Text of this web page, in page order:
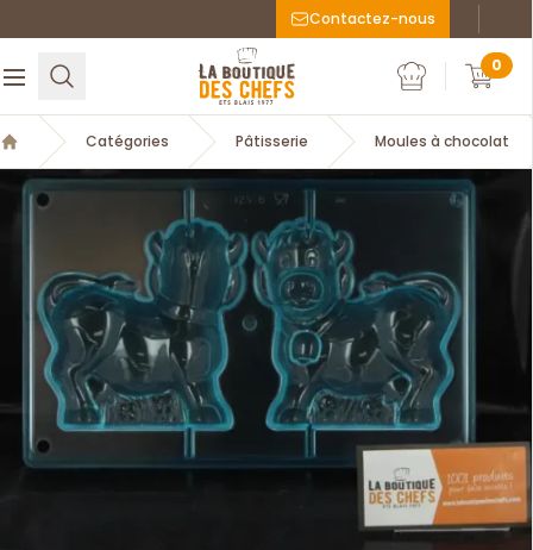
Contactez-nous
Ouvrir le menuRechercher
La Boutique des chefs
Mon compte
Mon
0
Accueil
Catégories Pâtisserie Moules à chocolat